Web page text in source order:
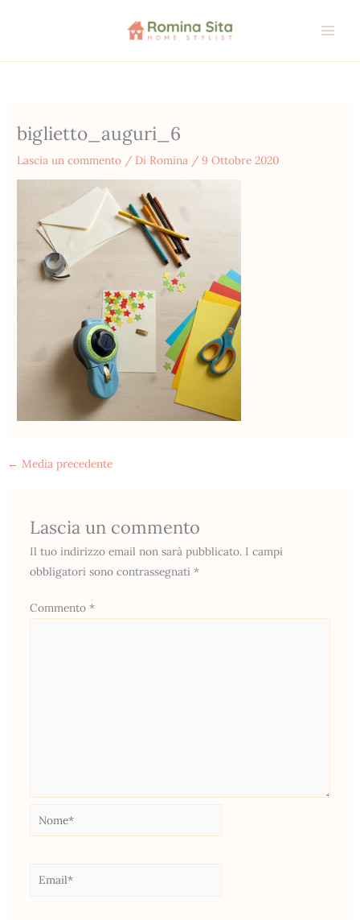
biglietto_auguri_6
Lascia un commento / Di Romina /9 Ottobre 2020
← Media precedente
Lascia un commento
Il tuo indirizzo email non sarà pubblicato. I campi
obbligatori sono contrassegnati *
Commento *
Nome*
Email*